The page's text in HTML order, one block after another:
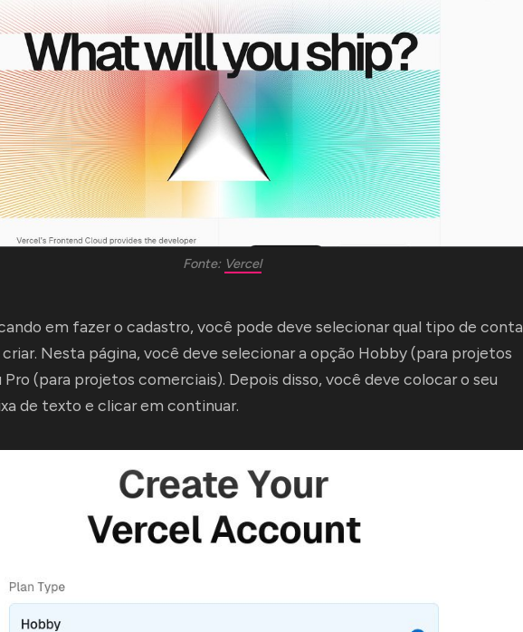
Fonte: Vercel
em fazer o cadastro, você pode deve selecionar qual tipo de conta
Nesta página, você deve selecionar a opção Hobby (para projetos
Pro (para projetos comerciais). Depois disso, você deve colocar o seu
de texto e clicar em continuar.